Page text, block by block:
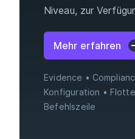
Niveau, zur
Mehr erfahren
Evidence
Konfiguration
Befehlszeile